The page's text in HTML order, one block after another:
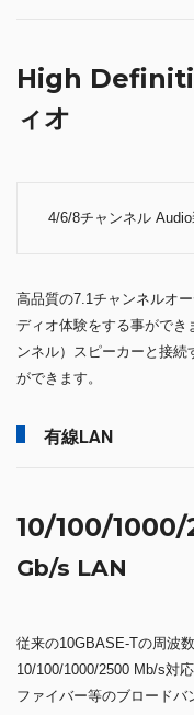
High
ィオ
4/6/8チャンネル
高品質の7.1チャンネルオ
ディオ体験をする事ができ
ンネル）スピーカーと接
ができます。
有線LAN
10/100/
Gb/s LAN
従来の10GBASE-Tの周波
10/100/1000/2500 Mb/s対
ファイバー等のブロードバ